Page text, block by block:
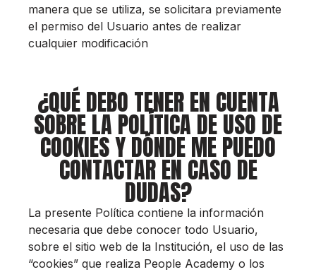
manera que se utiliza, se solicitara previamente
el permiso del Usuario antes de realizar
cualquier modificación
¿QUÉ DEBO TENER EN CUENTA
SOBRE LA POLÍTICA DE USO DE
COOKIES Y DÓNDE ME PUEDO
CONTACTAR EN CASO DE
DUDAS?
La presente Política contiene la información
necesaria que debe conocer todo Usuario,
sobre el sitio web de la Institución, el uso de las
“cookies” que realiza People Academy o los